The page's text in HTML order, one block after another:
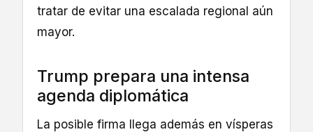
tratar de evitar una escalada regional aún
mayor.
Trump prepara una intensa
agenda diplomática
La posible firma llega además en vísperas